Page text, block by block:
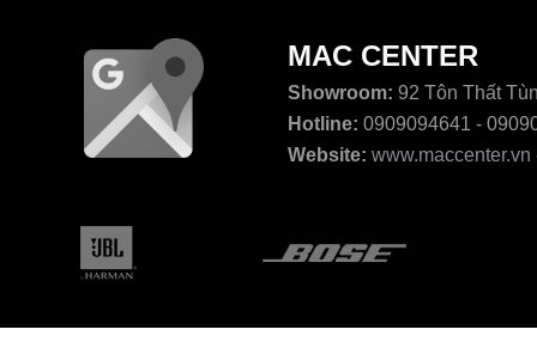
MAC CENTER
Showroom: 92 Tôn Thất
Hotline: 0909094641 -
Website: www.maccenter.vn